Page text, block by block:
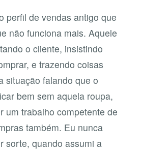
perfil de vendas antigo que
não funciona mais. Aquele
o cliente, insistindo
e trazendo coisas
situação falando que o
bem sem aquela roupa,
um trabalho competente de
também. Eu nunca
sorte, quando assumi a